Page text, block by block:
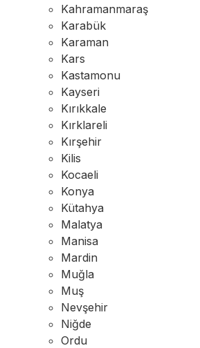
Kahramanmaraş
Karabük
Karaman
Kars
Kastamonu
Kayseri
Kırıkkale
Kırklareli
Kırşehir
Kilis
Kocaeli
Konya
Kütahya
Malatya
Manisa
Mardin
Muğla
Muş
Nevşehir
Niğde
Ordu